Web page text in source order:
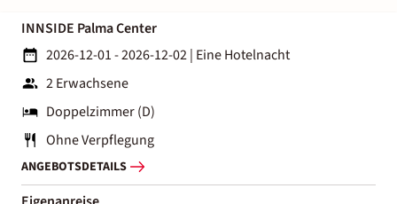
INNSIDE Palma Center
2026-12-01 - 2026-12-02| Eine Hotelnacht
2 Erwachsene
Doppelzimmer (D)
Ohne Verpflegung
ANGEBOTSDETAILS